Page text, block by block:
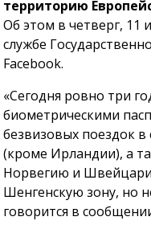
территорию
Об этом в четверг, 11
службе
Facebook.
«Сегодня ровно три
биометрическими
безвизовых поездок
(кроме Ирландии), а
Норвегию и
Шенгенскую зону, но
говорится в